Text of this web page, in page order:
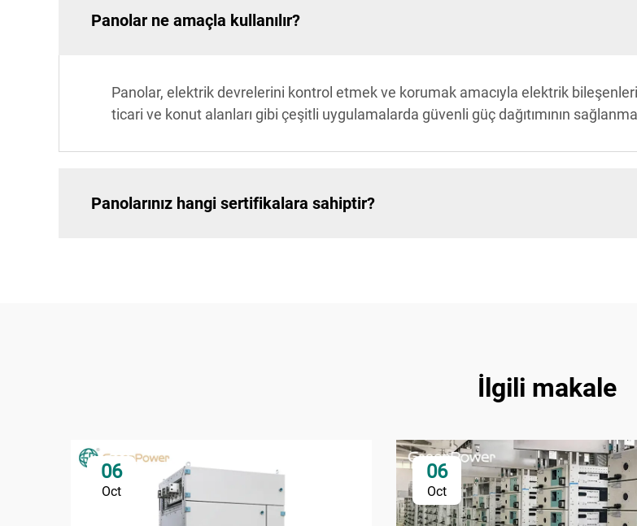
Panolar ne amaçla kullanılır?
Panolar, elektrik devrelerini kontrol etmek ve korumak amacıyla elektrik
ticari ve konut alanları gibi çeşitli uygulamalarda güvenli güç dağıtımının
Panolarınız hangi sertifikalara sahiptir?
İlgili makale
06
Oct
06
Oct